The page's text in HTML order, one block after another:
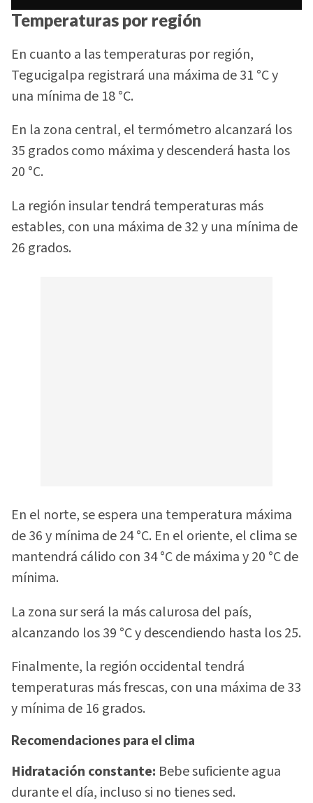
Temperaturas por región
En cuanto a las temperaturas por región,
Tegucigalpa registrará una máxima de 31 °C y
una mínima de 18 °C.
En la zona central, el termómetro alcanzará los
35 grados como máxima y descenderá hasta los
20 °C.
La región insular tendrá temperaturas más
estables, con una máxima de 32 y una mínima de
26 grados.
En el norte, se espera una temperatura máxima
de 36 y mínima de 24 °C. En el oriente, el clima se
mantendrá cálido con 34 °C de máxima y 20 °C de
mínima.
La zona sur será la más calurosa del país,
alcanzando los 39 °C y descendiendo hasta los 25.
Finalmente, la región occidental tendrá
temperaturas más frescas, con una máxima de 33
y mínima de 16 grados.
Recomendaciones para el clima
Hidratación constante: Bebe suficiente agua
durante el día, incluso si no tienes sed.